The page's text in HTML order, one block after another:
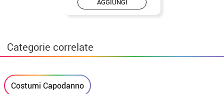
AGGIUNGI
Categorie correlate
Costumi Capodanno